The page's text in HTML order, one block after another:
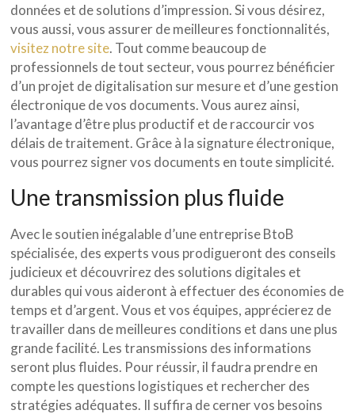
données et de solutions d’impression. Si vous désirez,
vous aussi, vous assurer de meilleures fonctionnalités,
visitez notre site. Tout comme beaucoup de
professionnels de tout secteur, vous pourrez bénéficier
d’un projet de digitalisation sur mesure et d’une gestion
électronique de vos documents. Vous aurez ainsi,
l’avantage d’être plus productif et de raccourcir vos
délais de traitement. Grâce à la signature électronique,
vous pourrez signer vos documents en toute simplicité.
Une transmission plus fluide
Avec le soutien inégalable d’une entreprise BtoB
spécialisée, des experts vous prodigueront des conseils
judicieux et découvrirez des solutions digitales et
durables qui vous aideront à effectuer des économies de
temps et d’argent. Vous et vos équipes, apprécierez de
travailler dans de meilleures conditions et dans une plus
grande facilité. Les transmissions des informations
seront plus fluides. Pour réussir, il faudra prendre en
compte les questions logistiques et rechercher des
stratégies adéquates. Il suffira de cerner vos besoins